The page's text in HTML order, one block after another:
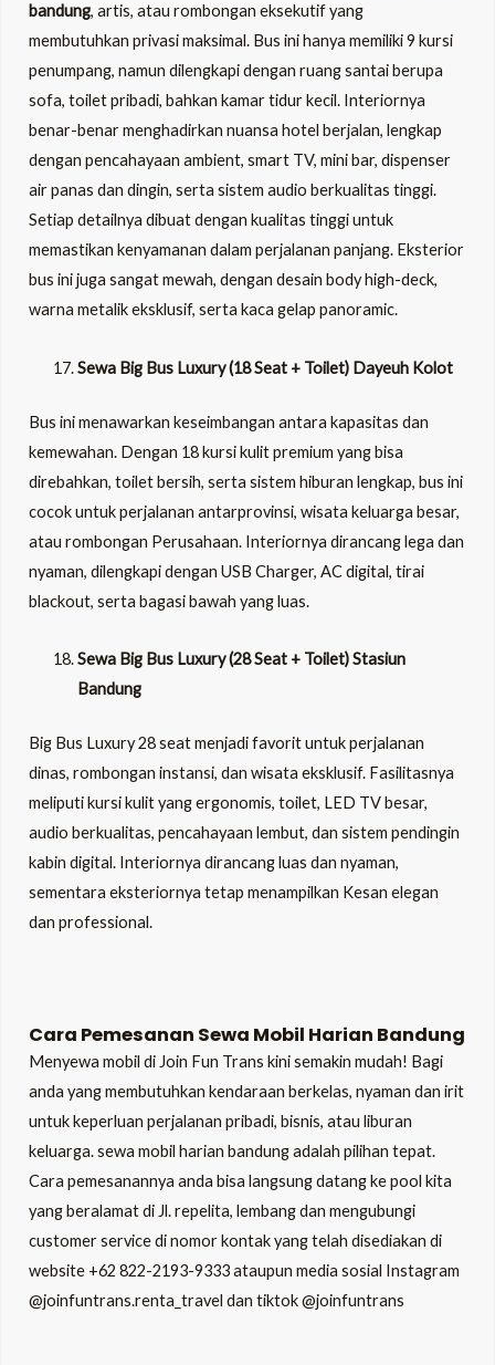
bandung, artis, atau rombongan eksekutif yang
membutuhkan privasi maksimal. Bus ini hanya memiliki 9 kursi
penumpang, namun dilengkapi dengan ruang santai berupa
sofa, toilet pribadi, bahkan kamar tidur kecil. Interiornya
benar-benar menghadirkan nuansa hotel berjalan, lengkap
dengan pencahayaan ambient, smart TV, mini bar, dispenser
air panas dan dingin, serta sistem audio berkualitas tinggi.
Setiap detailnya dibuat dengan kualitas tinggi untuk
memastikan kenyamanan dalam perjalanan panjang. Eksterior
bus ini juga sangat mewah, dengan desain body high-deck,
warna metalik eksklusif, serta kaca gelap panoramic.
Sewa Big Bus Luxury (18 Seat + Toilet) Dayeuh Kolot
Bus ini menawarkan keseimbangan antara kapasitas dan
kemewahan. Dengan 18 kursi kulit premium yang bisa
direbahkan, toilet bersih, serta sistem hiburan lengkap, bus ini
cocok untuk perjalanan antarprovinsi, wisata keluarga besar,
atau rombongan Perusahaan. Interiornya dirancang lega dan
nyaman, dilengkapi dengan USB Charger, AC digital, tirai
blackout, serta bagasi bawah yang luas.
Sewa Big Bus Luxury (28 Seat + Toilet) Stasiun
Bandung
Big Bus Luxury 28 seat menjadi favorit untuk perjalanan
dinas, rombongan instansi, dan wisata eksklusif. Fasilitasnya
meliputi kursi kulit yang ergonomis, toilet, LED TV besar,
audio berkualitas, pencahayaan lembut, dan sistem pendingin
kabin digital. Interiornya dirancang luas dan nyaman,
sementara eksteriornya tetap menampilkan Kesan elegan
dan professional.
Cara Pemesanan Sewa Mobil Harian Bandung
Menyewa mobil di Join Fun Trans kini semakin mudah! Bagi
anda yang membutuhkan kendaraan berkelas, nyaman dan irit
untuk keperluan perjalanan pribadi, bisnis, atau liburan
keluarga.sewa mobil harian bandungadalah pilihan tepat.
Cara pemesanannya anda bisa langsung datang ke pool kita
yang beralamat di Jl. repelita, lembang dan mengubungi
customer service di nomor kontak yang telah disediakan di
website +62 822-2193-9333 ataupun media sosial Instagram
@joinfuntrans.renta_travel dan tiktok @joinfuntrans